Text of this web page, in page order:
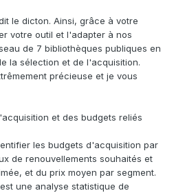
le dicton. Ainsi, grâce à votre
votre outil et l'adapter à nos
de 7 bibliothèques publiques en
la sélection et de l'acquisition.
précieuse et je vous
et des budgets reliés
les budgets d'acquisition par
de renouvellements souhaités et
et du prix moyen par segment.
une analyse statistique de